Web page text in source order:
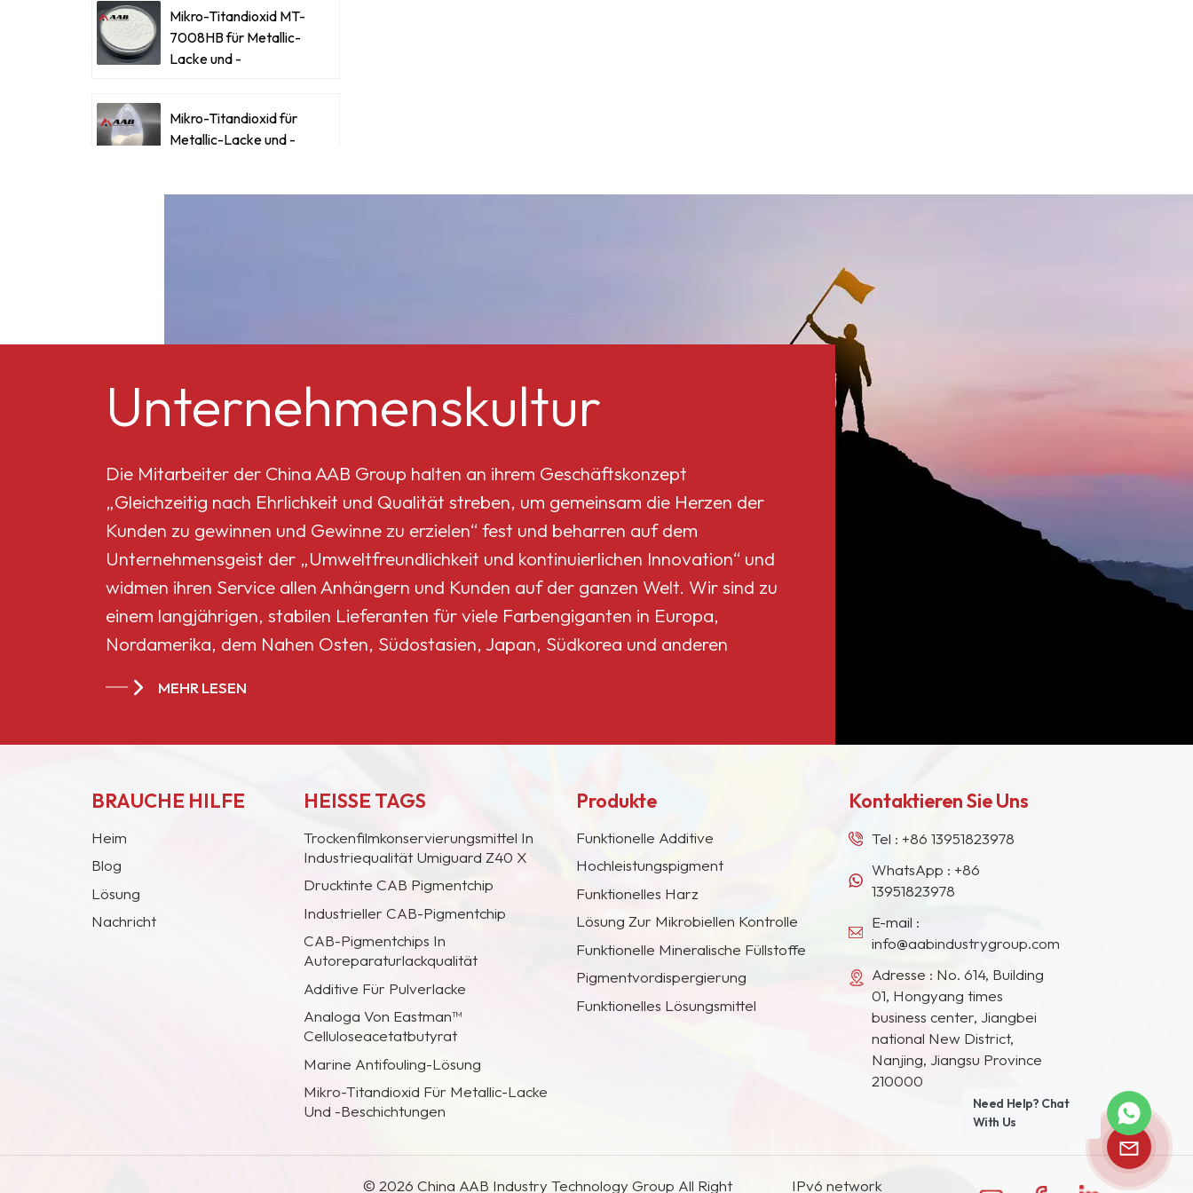
verleiht der Beschichtung gute
Mikro-Titandioxid MT-
7008HB für Metallic-
Lacke und -
Mikro-Titandioxid für
Metallic-Lacke und -
Mikro-Titandioxid MT-
Celluloseacetatbutyrat
551-0,01
China
Celluloseacetatbutyrat
CAB-381-20
Unternehmenskultur
Die Mitarbeiter der China AAB Group halten an ihrem Geschäftskonzept
„Gleichzeitig nach Ehrlichkeit und Qualität streben, um gemeinsam die Herzen der
Kunden zu gewinnen und Gewinne zu erzielen“ fest und beharren auf dem
Unternehmensgeist der „Umweltfreundlichkeit und kontinuierlichen Innovation“ und
widmen ihren Service allen Anhängern und Kunden auf der ganzen Welt. Wir sind zu
einem langjährigen, stabilen Lieferanten für viele Farbengiganten in Europa,
Nordamerika, dem Nahen Osten, Südostasien, Japan, Südkorea und anderen
MEHR LESEN
BRAUCHE HILFE
Heim
Blog
Lösung
Nachricht
HEISSE TAGS
Trockenfilmkonservierungsmittel In
Industriequalität Umiguard Z40 X
Drucktinte CAB Pigmentchip
Industrieller CAB-Pigmentchip
CAB-Pigmentchips In
Autoreparaturlackqualität
Additive Für Pulverlacke
Analoga Von Eastman™
Celluloseacetatbutyrat
Marine Antifouling-Lösung
Mikro-Titandioxid Für Metallic-Lacke
Und -Beschichtungen
Produkte
Funktionelle Additive
Hochleistungspigment
Funktionelles Harz
Lösung Zur Mikrobiellen Kontrolle
Funktionelle Mineralische Füllstoffe
Pigmentvordispergierung
Funktionelles Lösungsmittel
Kontaktieren Sie Uns
Tel :+86 13951823978
WhatsApp :+86
13951823978
E-mail :
info@aabindustrygroup.com
Adresse : No. 614, Building
01, Hongyang times
business center, Jiangbei
national New District,
Nanjing, Jiangsu Province
210000
© 2026 China AAB Industry Technology Group All Right IPv6 network
Need Help? Chat
With Us